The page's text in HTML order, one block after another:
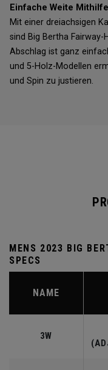
Einfache Weite
Mit einer dreiachsigen
sind Big Bertha
Abschlag ist ganz
und 5-Holz-Modellen
und Spin zu justieren.
MENS 2023 BIG
SPECS
NAME
3W